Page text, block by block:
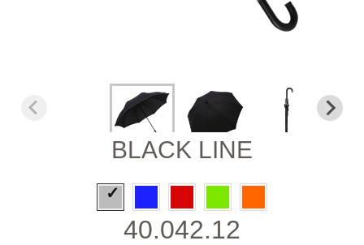
BLACK LINE
40.042.12